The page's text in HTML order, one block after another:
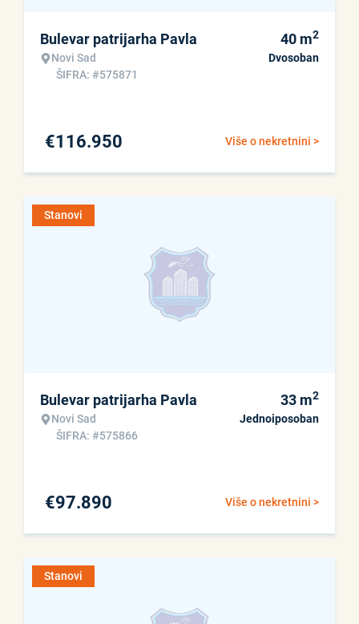
Bulevar patrijarha Pavla
Novi Sad
ŠIFRA: #575871
40 m2
Dvosoban
Više o nekretnini >
€116.950
Stanovi
Bulevar patrijarha Pavla
Novi Sad
ŠIFRA: #575866
33 m2
Jednoiposoban
Više o nekretnini >
€97.890
Stanovi